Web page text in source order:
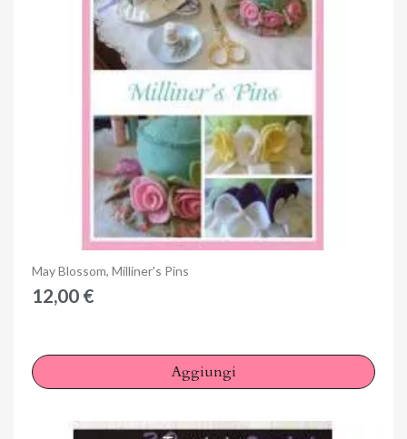
Anteprima
May Blossom, Milliner's Pins
12,00 €
Aggiungi